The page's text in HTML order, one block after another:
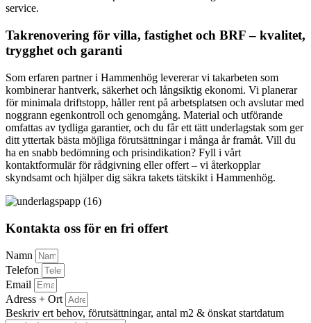
service.
Takrenovering för villa, fastighet och BRF – kvalitet,
trygghet och garanti
Som erfaren partner i Hammenhög levererar vi takarbeten som
kombinerar hantverk, säkerhet och långsiktig ekonomi. Vi planerar
för minimala driftstopp, håller rent på arbetsplatsen och avslutar med
noggrann egenkontroll och genomgång. Material och utförande
omfattas av tydliga garantier, och du får ett tätt underlagstak som ger
ditt yttertak bästa möjliga förutsättningar i många år framåt. Vill du
ha en snabb bedömning och prisindikation? Fyll i vårt
kontaktformulär för rådgivning eller offert – vi återkopplar
skyndsamt och hjälper dig säkra takets tätskikt i Hammenhög.
Kontakta oss för en fri offert
Namn
Telefon
Email
Adress + Ort
Beskriv ert behov, förutsättningar, antal m2 & önskat startdatum